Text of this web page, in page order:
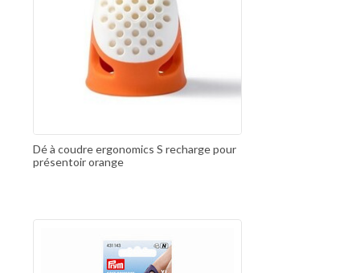
Dé à coudre ergonomics S recharge pour
présentoir orange